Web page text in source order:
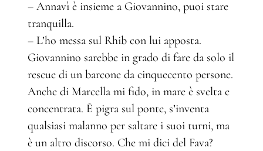
– Annavì è insieme a Giovannino, puoi stare
tranquilla.
– L’ho messa sul Rhib con lui apposta.
Giovannino sarebbe in grado di fare da solo il
rescue di un barcone da cinquecento persone.
Anche di Marcella mi fido, in mare è svelta e
concentrata. È pigra sul ponte, s’inventa
qualsiasi malanno per saltare i suoi turni, ma
è un altro discorso. Che mi dici del Fava?